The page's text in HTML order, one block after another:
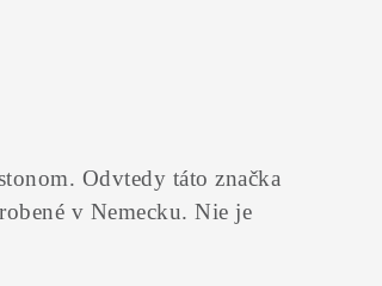
Odvtedy táto značka
v Nemecku. Nie je